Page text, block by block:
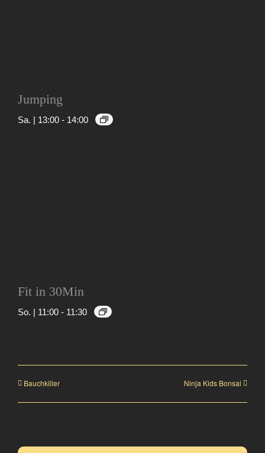
Jumping
Sa. | 13:00 - 14:00
Fit in 30Min
So. | 11:00 - 11:30
Bauchkiller Ninja Kids Bonsai